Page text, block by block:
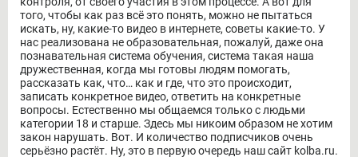
того, чтобы как раз всё это понять, можно не пытаться
искать, ну, какие-то видео в интернете, советы какие-то. У
нас реализована не образовательная, пожалуй, даже она
познавательная система обучения, система такая наша
дружественная, когда мы готовы людям помогать,
рассказать как, что… как и где, что это происходит,
записать конкретное видео, ответить на конкретные
вопросы. Естественно мы общаемся только с людьми
категории 18 и старше. Здесь мы никоим образом не хотим
закон нарушать. Вот. И количество подписчиков очень
серьёзно растёт. Ну, это в первую очередь наш сайт kolba.ru.